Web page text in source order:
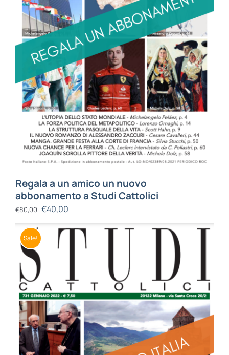
Regala a un amico un nuovo
abbonamento a Studi Cattolici
€80,00 €40,00
Sale!